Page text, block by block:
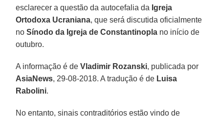
esclarecer a questão da autocefalia da Igreja
Ortodoxa Ucraniana, que será discutida oficialmente
noSínodo da Igreja de Constantinopla no início de
outubro.
A informação é deVladimir Rozanski, publicada por
AsiaNews, 29-08-2018. A tradução é de Luisa
Rabolini.
No entanto, sinais contraditórios estão vindo de